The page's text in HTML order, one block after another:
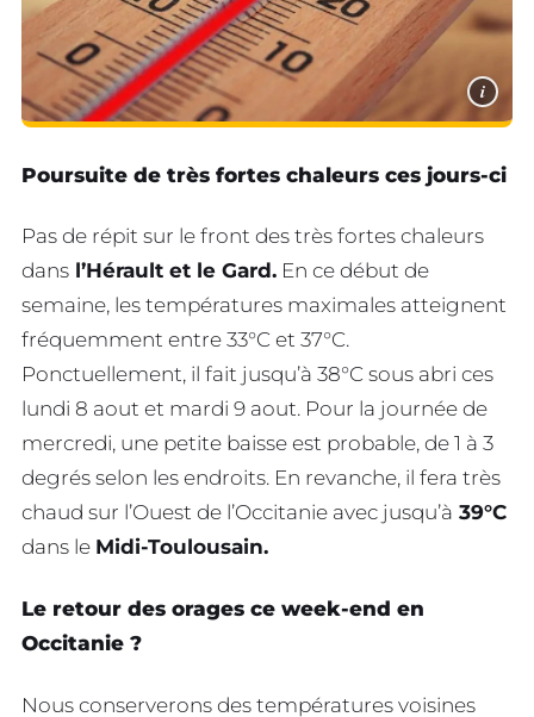
i
Poursuite de très fortes chaleurs ces jours-ci
Pas de répit sur le front des très fortes chaleurs
dans l’Hérault et le Gard. En ce début de
semaine, les températures maximales atteignent
fréquemment entre 33°C et 37°C.
Ponctuellement, il fait jusqu’à 38°C sous abri ces
lundi 8 aout et mardi 9 aout. Pour la journée de
mercredi, une petite baisse est probable, de 1 à 3
degrés selon les endroits. En revanche, il fera très
chaud sur l’Ouest de l’Occitanie avec jusqu’à 39°C
dans le Midi-Toulousain.
Le retour des orages ce week-end en
Occitanie ?
Nous conserverons des températures voisines